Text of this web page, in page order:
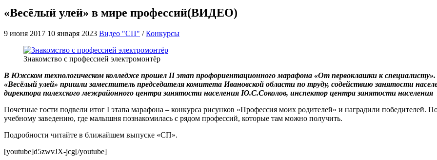
«Весёлый улей» в мире профессий(ВИДЕО)
9 июня 2017 10 января 2023 Видео "СП" /Конкурсы
Знакомство с профессией электромонтёр
В Южском технологическом колледже прошел II этап профориентационного марафона «От первоклашки к специалисту».
«Весёлый улей» пришли заместитель председателя комитета Ивановской области по труду, содействию занятости
директора палехского межрайонного центра занятости населения Ю.С.Соколов, инспектор центра занятости
Почетные гости подвели итог I этапа марафона – конкурса рисунков «Профессия моих родителей» и наградили победителей.
учебному заведению, где малышня познакомилась с рядом профессий, которые там можно получить.
Подробности читайте в ближайшем выпуске «СП».
[youtube]d5zwvJX-jcg[/youtube]